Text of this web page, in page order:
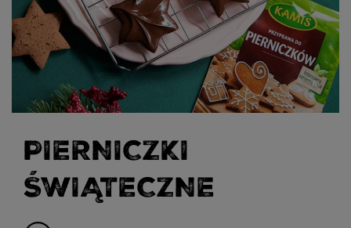
PIERNICZKI
ŚWIĄTECZNE